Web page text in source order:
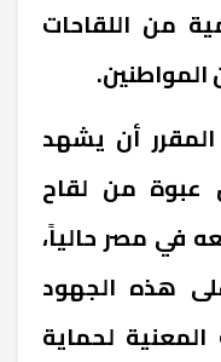
من اللقاحات
أن يشهد
عبوة من لقاح
في مصر حالياً،
هذه الجهود
لحماية